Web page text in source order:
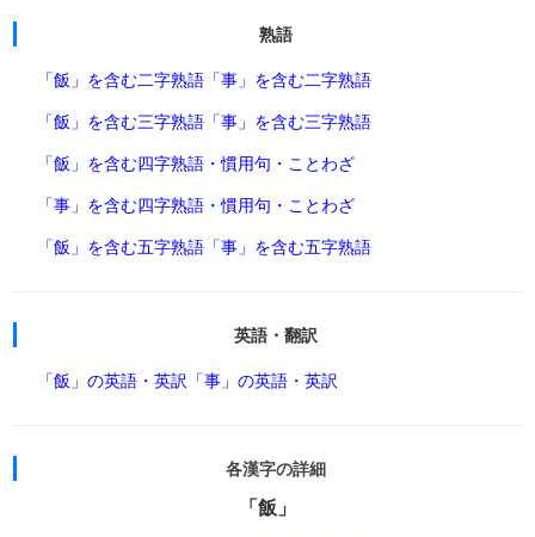
熟語
「飯」を含む二字熟語 「事」を含む二字熟語
「飯」を含む三字熟語 「事」を含む三字熟語
「飯」を含む四字熟語・慣用句・ことわざ
「事」を含む四字熟語・慣用句・ことわざ
「飯」を含む五字熟語 「事」を含む五字熟語
英語・翻訳
「飯」の英語・英訳 「事」の英語・英訳
各漢字の詳細
「飯」